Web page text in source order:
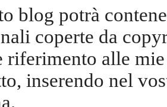
blog potrà
coperte da
riferimento alle
inserendo nel